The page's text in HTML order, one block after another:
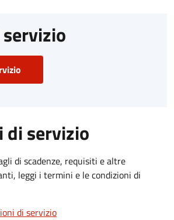
di servizio
di scadenze, requisiti e altre
leggi i termini e le condizioni di
di servizio